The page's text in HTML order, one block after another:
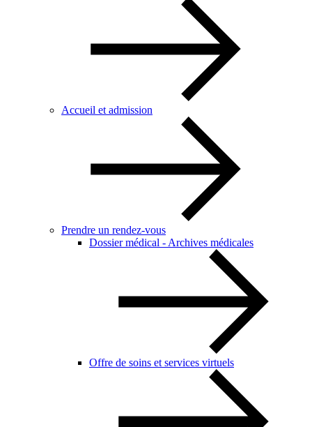
Accueil et admission
Prendre un rendez-vous
Dossier médical - Archives médicales
Offre de soins et services virtuels